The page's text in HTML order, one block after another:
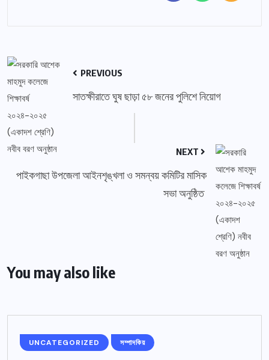
PREVIOUS
সাতক্ষীরাতে ঘুষ ছাড়া ৫৮ জনের পুলিশে নিয়োগ
NEXT
পাইকগাছা উপজেলা আইনশৃঙ্খলা ও সমন্বয় কমিটির মাসিক
সভা অনুষ্ঠিত
You may also like
UNCATEGORIZED সম্পাদকিয়